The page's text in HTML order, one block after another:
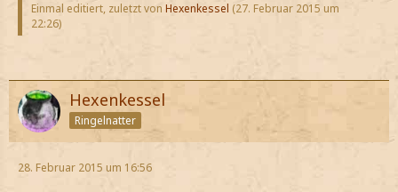
Einmal editiert, zuletzt von Hexenkessel (27. Februar 2015 um
22:26)
Hexenkessel
Ringelnatter
28. Februar 2015 um 16:56